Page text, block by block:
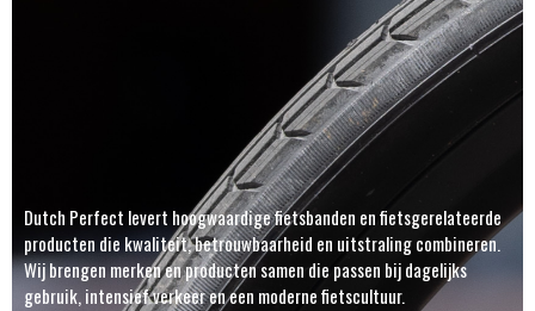
Dutch Perfect levert hoogwaardige fietsbanden en fietsgerelateerde
producten die kwaliteit, betrouwbaarheid en uitstraling combineren.
Wij brengen merken en producten samen die passen bij dagelijks
gebruik, intensief verkeer en een moderne fietscultuur.